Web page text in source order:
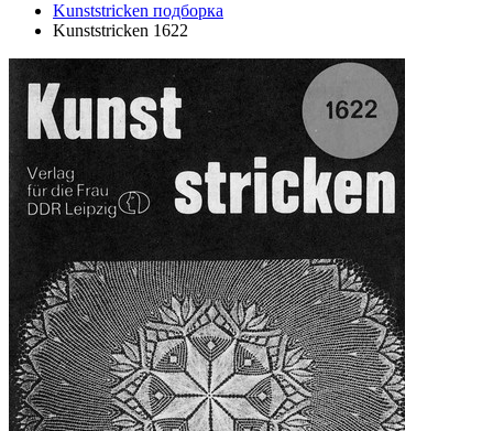
Kunststricken подборка
Kunststricken 1622